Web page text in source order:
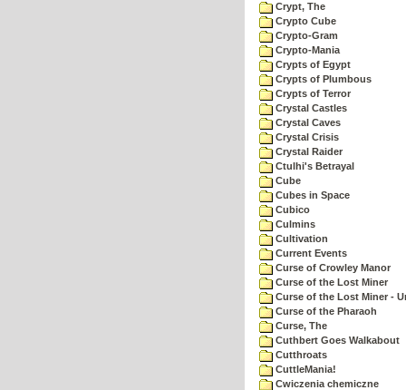
Crypt, The
Crypto Cube
Crypto-Gram
Crypto-Mania
Crypts of Egypt
Crypts of Plumbous
Crypts of Terror
Crystal Castles
Crystal Caves
Crystal Crisis
Crystal Raider
Ctulhi's Betrayal
Cube
Cubes in Space
Cubico
Culmins
Cultivation
Current Events
Curse of Crowley Manor
Curse of the Lost Miner
Curse of the Lost Miner -
Curse of the Pharaoh
Curse, The
Cuthbert Goes Walkabout
Cutthroats
CuttleMania!
Cwiczenia chemiczne